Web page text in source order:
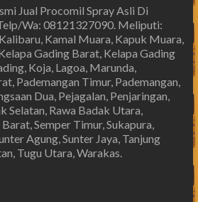
Jual Procomil Spray Asli Di
Wa: 08121327090. Meliputi:
Kamal Muara, Kapuk Muara,
Gading Barat, Kelapa Gading
Koja, Lagoa, Marunda,
Pademangan Timur, Pademangan,
Dua, Pejagalan, Penjaringan,
Selatan, Rawa Badak Utara,
Semper Timur, Sukapura,
Agung, Sunter Jaya, Tanjung
Tugu Utara, Warakas.